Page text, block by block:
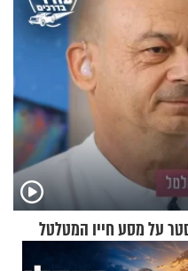
על מסע חייו המטלטל